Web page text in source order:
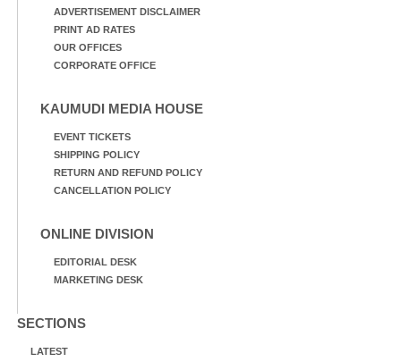
ADVERTISEMENT DISCLAIMER
PRINT AD RATES
OUR OFFICES
CORPORATE OFFICE
KAUMUDI MEDIA HOUSE
EVENT TICKETS
SHIPPING POLICY
RETURN AND REFUND POLICY
CANCELLATION POLICY
ONLINE DIVISION
EDITORIAL DESK
MARKETING DESK
SECTIONS
LATEST